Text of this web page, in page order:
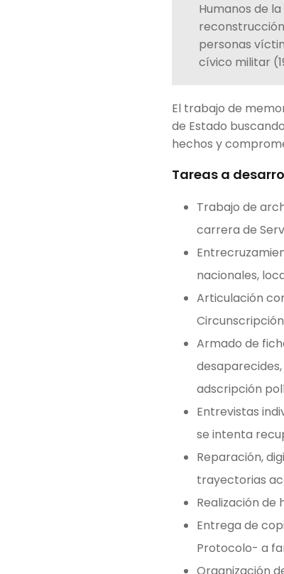
Humanos de
personas
cívico militar
El trabajo de
de Estado
hechos y
Tareas a
Trabajo de
carrera de
nacionales,
Articulación
Armado de
adscripción
Entrevistas
se intenta
Reparación,
trayectorias
Realización de
Entrega de
Protocolo- a